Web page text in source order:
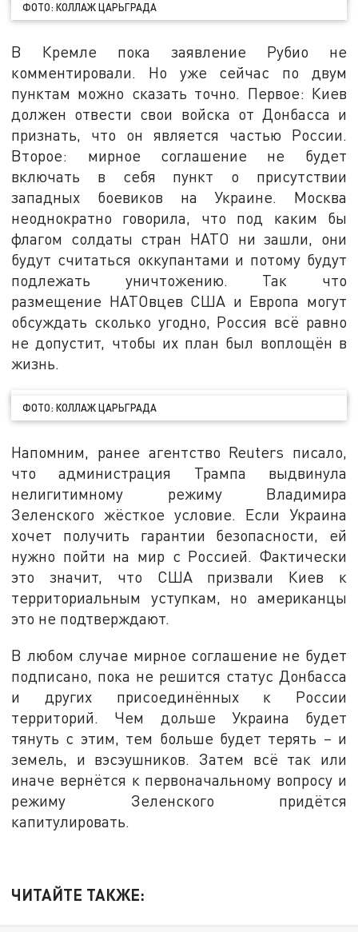
ФОТО: КОЛЛАЖ ЦАРЬГРАДА
В Кремле пока заявление Рубио не
комментировали. Но уже сейчас по двум
пунктам можно сказать точно. Первое: Киев
должен отвести свои войска от Донбасса и
признать, что он является частью России.
Второе: мирное соглашение не будет
включать в себя пункт о присутствии
западных боевиков на Украине. Москва
неоднократно говорила, что под каким бы
флагом солдаты стран НАТО ни зашли, они
будут считаться оккупантами и потому будут
подлежать уничтожению. Так что
размещение НАТОвцев США и Европа могут
обсуждать сколько угодно, Россия всё равно
не допустит, чтобы их план был воплощён в
жизнь.
ФОТО: КОЛЛАЖ ЦАРЬГРАДА
Напомним, ранее агентство Reuters писало,
что администрация Трампа выдвинула
нелигитимному режиму Владимира
Зеленского жёсткое условие. Если Украина
хочет получить гарантии безопасности, ей
нужно пойти на мир с Россией. Фактически
это значит, что США призвали Киев к
территориальным уступкам, но американцы
это не подтверждают.
В любом случае мирное соглашение не будет
подписано, пока не решится статус Донбасса
и других присоединённых к России
территорий. Чем дольше Украина будет
тянуть с этим, тем больше будет терять – и
земель, и вэсэушников. Затем всё так или
иначе вернётся к первоначальному вопросу и
режиму Зеленского придётся
капитулировать.
ЧИТАЙТЕ ТАКЖЕ: